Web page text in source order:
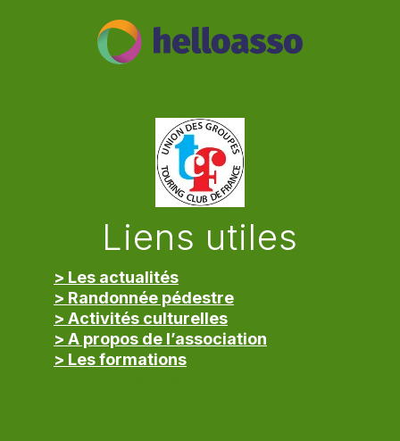
Liens utiles
> Les actualités
> Randonnée pédestre
> Activités culturelles
> A propos de l’association
> Les formations